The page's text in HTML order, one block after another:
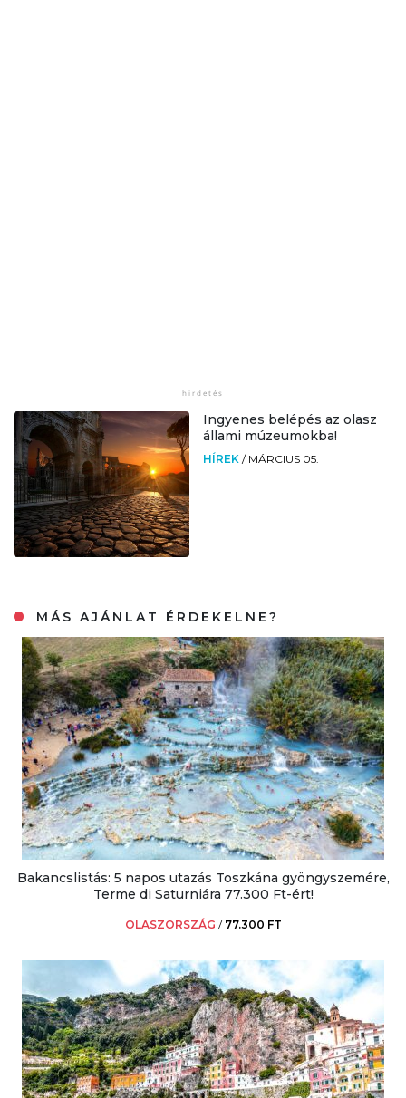
Ingyenes belépés az olasz
állami múzeumokba!
HÍREK / MÁRCIUS 05.
MÁS AJÁNLAT ÉRDEKELNE?
Bakancslistás: 5 napos utazás Toszkána gyöngyszemére,
Terme di Saturniára 77.300 Ft-ért!
OLASZORSZÁG / 77.300 FT